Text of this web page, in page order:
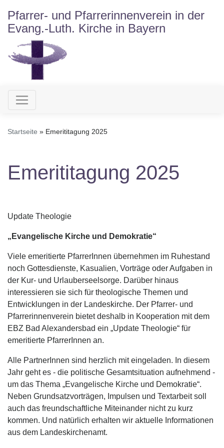
zum
Inhalt
Pfarrer- und Pfarrerinnenverein in der
Evang.-Luth. Kirche in Bayern
Hauptnavigation
Startseite Emerititagung 2025
Emerititagung 2025
Update Theologie
„Evangelische Kirche und Demokratie“
Viele emeritierte PfarrerInnen übernehmen im Ruhestand
noch Gottesdienste, Kasualien, Vorträge oder Aufgaben in
der Kur- und Urlauberseelsorge. Darüber hinaus
interessieren sie sich für theologische Themen und
Entwicklungen in der Landeskirche. Der Pfarrer- und
Pfarrerinnenverein bietet deshalb in Kooperation mit dem
EBZ Bad Alexandersbad ein „Update Theologie“ für
emeritierte PfarrerInnen an.
Alle PartnerInnen sind herzlich mit eingeladen. In diesem
Jahr geht es - die politische Gesamtsituation aufnehmend -
um das Thema „Evangelische Kirche und Demokratie“.
Neben Grundsatzvorträgen, Impulsen und Textarbeit soll
auch das freundschaftliche Miteinander nicht zu kurz
kommen. Und natürlich erhalten wir aktuelle Informationen
aus dem Landeskirchenamt.